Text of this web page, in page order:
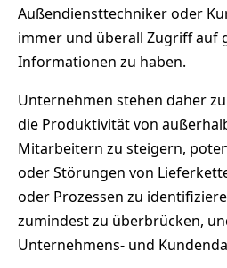
Außendiensttechniker oder
immer und überall Zugriff auf
Informationen zu haben.
Unternehmen stehen daher
die Produktivität von
Mitarbeitern zu steigern,
oder Störungen von
oder Prozessen zu
zumindest zu überbrücken,
Unternehmens- und